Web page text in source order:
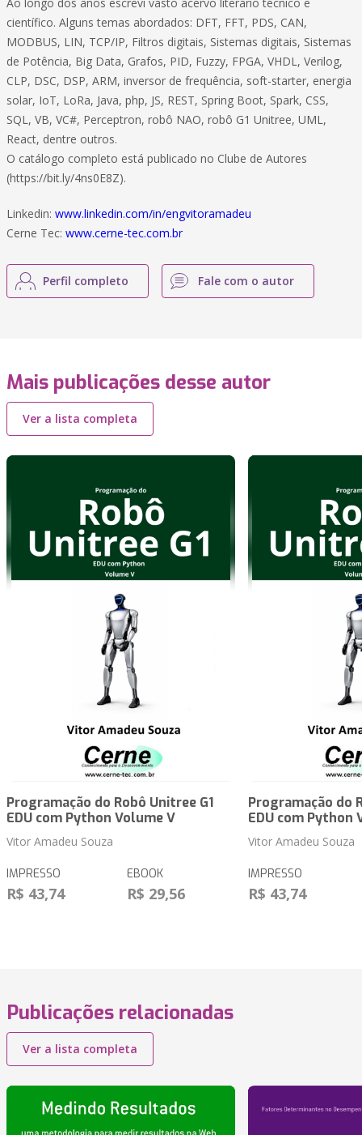
científico. Alguns temas abordados: DFT, FFT, PDS, CAN,
MODBUS, LIN, TCP/IP, Filtros digitais, Sistemas digitais, Sistemas
de Potência, Big Data, Grafos, PID, Fuzzy, FPGA, VHDL, Verilog,
CLP, DSC, DSP, ARM, inversor de frequência, soft-starter, energia
solar, IoT, LoRa, Java, php, JS, REST, Spring Boot, Spark, CSS,
SQL, VB, VC#, Perceptron, robô NAO, robô G1 Unitree, UML,
React, dentre outros.
O catálogo completo está publicado no Clube de Autores
(https://bit.ly/4ns0E8Z).
Linkedin: www.linkedin.com/in/engvitoramadeu
Cerne Tec: www.cerne-tec.com.br
Perfil completo Fale com o autor
Mais publicações desse autor
Ver a lista completa
Programação do Robô Unitree G1
EDU com Python Volume V
Vitor Amadeu Souza
IMPRESSO
R$ 43,74
EBOOK
R$ 29,56
Programação do
EDU com Python
Vitor Amadeu Souza
IMPRESSO
R$ 43,74
Publicações relacionadas
Ver a lista completa